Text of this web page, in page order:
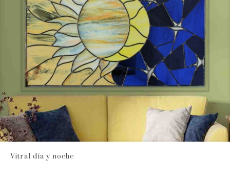
Vitral día y noche